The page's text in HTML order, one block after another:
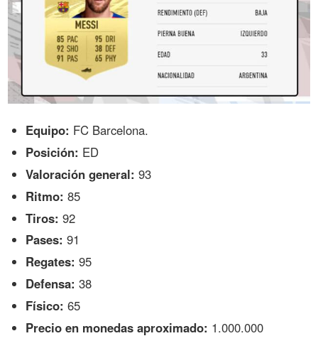
Equipo: FC Barcelona.
Posición: ED
Valoración general: 93
Ritmo: 85
Tiros: 92
Pases: 91
Regates: 95
Defensa: 38
Físico: 65
Precio en monedas aproximado: 1.000.000